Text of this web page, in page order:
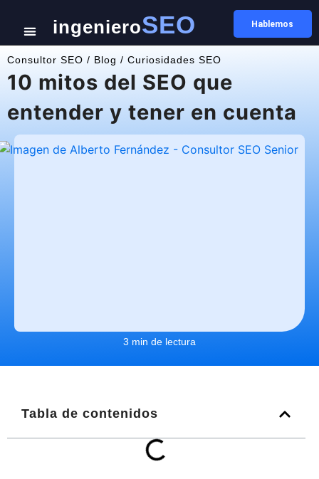
ingenieroSEO Hablemos
Consultor SEO / Blog / Curiosidades SEO
10 mitos del SEO que
entender y tener en cuenta
3 min de lectura
Tabla de contenidos